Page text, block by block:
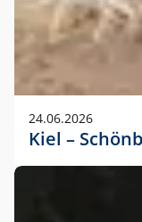
24.06.2026
Kiel –